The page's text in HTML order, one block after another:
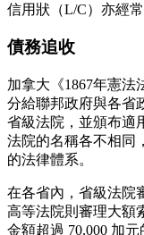
信用狀（L/C）亦經常
債務追收
加拿大《1867年憲法
分給聯邦政府與各省
省級法院，並頒布適
法院的名稱各不相同
的法律體系。
在各省內，省級法院
高等法院則審理大
金額超過 70,000 加